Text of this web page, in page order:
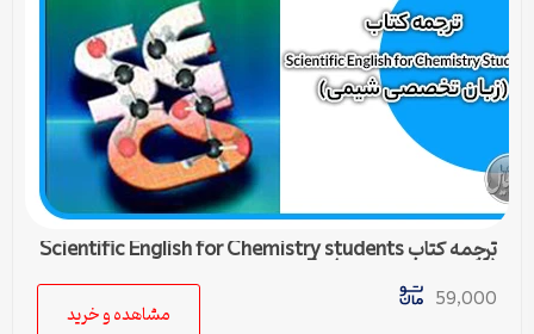
ترجمه کتاب Scientific English for Chemistry students
(زبان تخصصی شیمی) – 5
59,000
مشاهده و خرید